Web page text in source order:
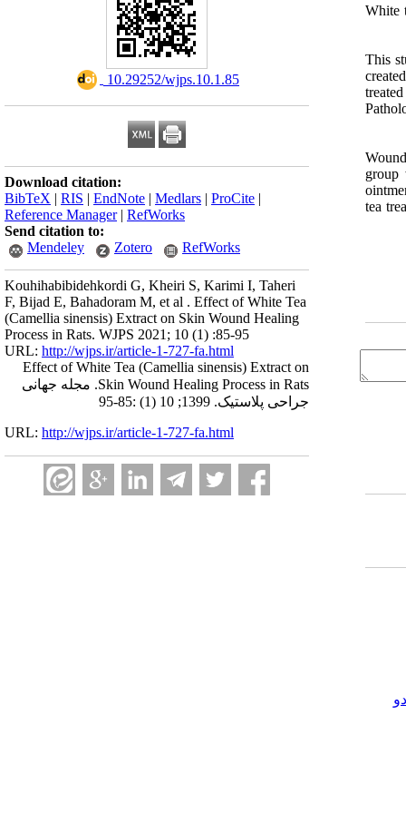
‎ 10.29252/wjps.10.1.85
Download citation:
BibTeX | RIS | EndNote | Medlars | ProCite |
Reference Manager| RefWorks
Send citation to:
Mendeley
Zotero RefWorks
Kouhihabibidehkordi G, Kheiri S, Karimi I, Taheri
F, Bijad E, Bahadoram M, et al . Effect of White Tea
(Camellia sinensis) Extract on Skin Wound Healing
Process in Rats. WJPS 2021; 10 (1) :85-95
URL: http://wjps.ir/article-1-727-fa.html
Effect of White Tea (Camellia sinensis) Extract on
Skin Wound Healing Process in Rats. مجله جهانی
جراحی پلاستیک. 1399; 10 (1) :85-95
URL: http://wjps.ir/article-1-727-fa.html
White
This
group
tea